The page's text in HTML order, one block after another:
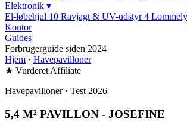
Elektronik ▾
El-løbehjul 10 Ravjagt & UV-udstyr 4
Kontor
Guides
Forbrugerguide siden 2024
Hjem · Havepavilloner
★ Vurderet Affiliate
Havepavilloner · Test 2026
5,4 M² PAVILLON - JOSEFINE